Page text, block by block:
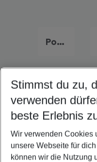
Portugal Familienurlaub
Quicklinks
Pauschalreisen
Flug & Hotel
Last Minute Santa
Stimmst du zu,
verwenden
beste Erlebnis
Wir verwenden Cookies
unsere Webseite für
können wir die Nutzung